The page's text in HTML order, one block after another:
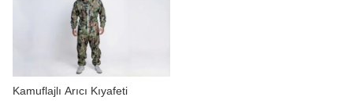
ÖZELLEŞTIRME
HAKKIMIZDA
HABER
Kamuflajlı Arıcı Kıyafeti